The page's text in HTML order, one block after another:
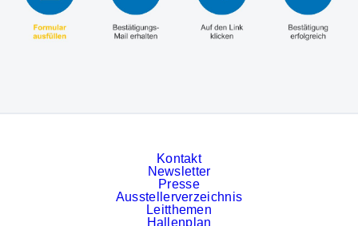
Kontakt
Newsletter
Presse
Ausstellerverzeichnis
Leitthemen
Hallenplan